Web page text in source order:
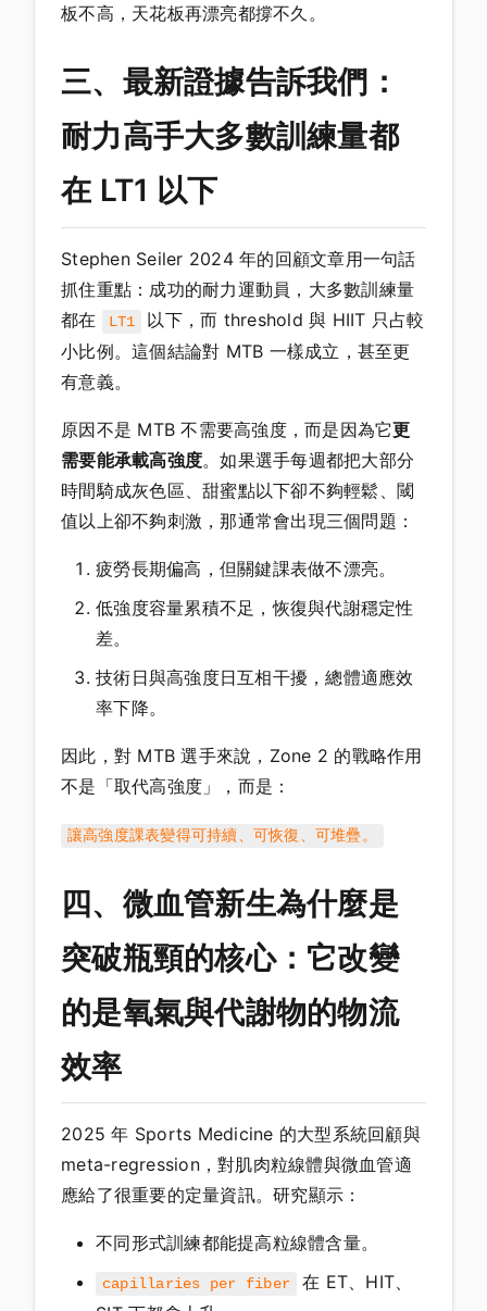
板不高，天花板再漂亮都撐不久。
三、最新證據告訴我們：
耐力高手大多數訓練量都
在 LT1 以下
Stephen Seiler 2024 年的回顧文章用一句話
抓住重點：成功的耐力運動員，大多數訓練量
都在
LT1
以下，而 threshold 與 HIIT 只占較
小比例。這個結論對 MTB 一樣成立，甚至更
有意義。
原因不是 MTB 不需要高強度，而是因為它更
需要能承載高強度。如果選手每週都把大部分
時間騎成灰色區、甜蜜點以下卻不夠輕鬆、閾
值以上卻不夠刺激，那通常會出現三個問題：
疲勞長期偏高，但關鍵課表做不漂亮。
低強度容量累積不足，恢復與代謝穩定性
差。
技術日與高強度日互相干擾，總體適應效
率下降。
因此，對 MTB 選手來說，Zone 2 的戰略作用
不是「取代高強度」，而是：
讓高強度課表變得可持續、可恢復、可堆疊。
四、微血管新生為什麼是
突破瓶頸的核心：它改變
的是氧氣與代謝物的物流
效率
2025 年 Sports Medicine 的大型系統回顧與
meta-regression，對肌肉粒線體與微血管適
應給了很重要的定量資訊。研究顯示：
不同形式訓練都能提高粒線體含量。
capillaries per fiber
在 ET、HIT、